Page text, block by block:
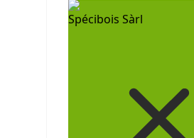
Spécibois Sàrl